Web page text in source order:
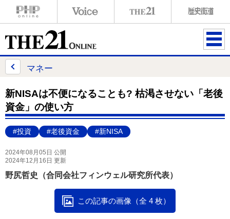
ME
マネー
新NISAは不便になることも? 枯渇させない「老後
資金」の使い方
#投資 #老後資金 #新NISA
2024年08月05日 公開
2024年12月16日 更新
野尻哲史（合同会社フィンウェル研究所代表）
この記事の画像（全 4 枚）